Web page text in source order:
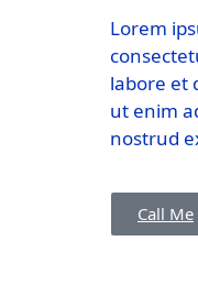
Lorem
labore et
ut enim
nostrud
Call Me